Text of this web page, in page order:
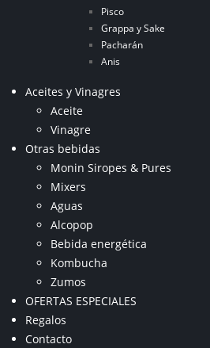
Pisco
Grappa y Sake
Pacharán
Anis
Aceites y Vinagres
Aceite
Vinagre
Otras bebidas
Monin Siropes & Pures
Mixers
Aguas
Alcopop
Bebida energética
Kombucha
Zumos
OFERTAS ESPECIALES
Regalos
Contacto